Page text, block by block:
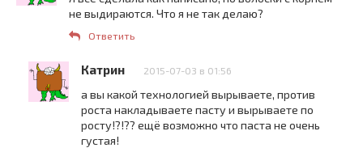
не выдираются. Что я не так делаю?
Ответить
Катрин 2015-07-03 в 01:56
а вы какой технологией вырываете, против
роста накладываете пасту и вырываете по
росту!?!?? ещё возможно что паста не очень
густая!